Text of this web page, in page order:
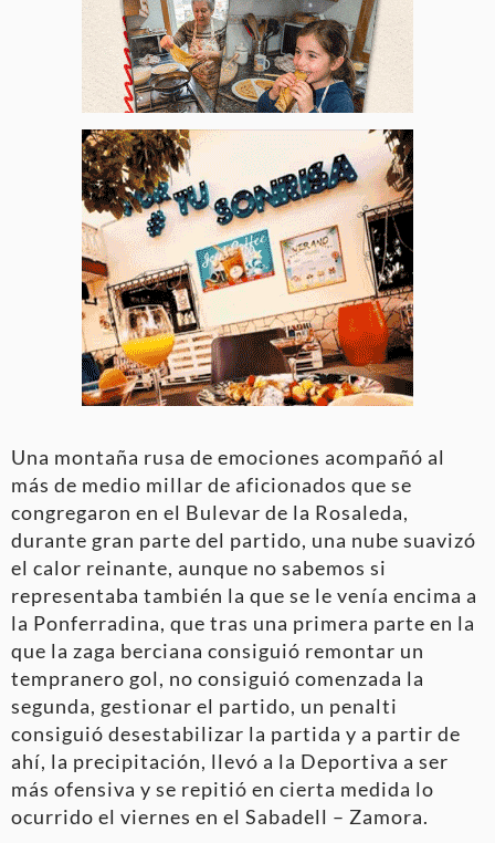
Una montaña rusa de emociones acompañó al
más de medio millar de aficionados que se
congregaron en el Bulevar de la Rosaleda,
durante gran parte del partido, una nube suavizó
el calor reinante, aunque no sabemos si
representaba también la que se le venía encima a
la Ponferradina, que tras una primera parte en la
que la zaga berciana consiguió remontar un
tempranero gol, no consiguió comenzada la
segunda, gestionar el partido, un penalti
consiguió desestabilizar la partida y a partir de
ahí, la precipitación, llevó a la Deportiva a ser
más ofensiva y se repitió en cierta medida lo
ocurrido el viernes en el Sabadell – Zamora.